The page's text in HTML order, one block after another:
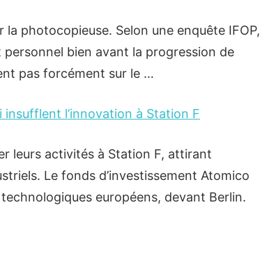
la photocopieuse. Selon une enquête IFOP,
personnel bien avant la progression de
pas forcément sur le …
l’innovation à Station F
leurs activités à Station F, attirant
Le fonds d’investissement Atomico
européens, devant Berlin.